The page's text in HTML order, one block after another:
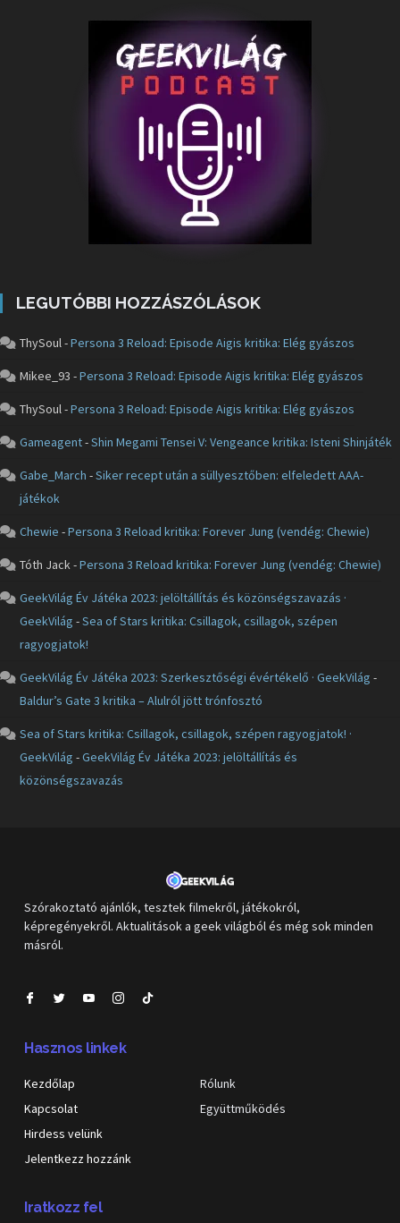
LEGUTÓBBI HOZZÁSZÓLÁSOK
ThySoul-Persona 3 Reload: Episode Aigis kritika: Elég gyászos
Mikee_93 -Persona 3 Reload: Episode Aigis kritika: Elég gyászos
ThySoul-Persona 3 Reload: Episode Aigis kritika: Elég gyászos
Gameagent-Shin Megami Tensei V: Vengeance kritika: Isteni Shinjáték
Gabe_March -Siker recept után a süllyesztőben: elfeledett AAA-
játékok
Chewie -Persona 3 Reload kritika: Forever Jung (vendég: Chewie)
Tóth Jack-Persona 3 Reload kritika: Forever Jung (vendég: Chewie)
GeekVilág Év Játéka 2023: jelöltállítás és közönségszavazás ·
GeekVilág -Sea of Stars kritika: Csillagok, csillagok, szépen
ragyogjatok!
GeekVilág Év Játéka 2023: Szerkesztőségi évértékelő · GeekVilág -
Baldur’s Gate 3 kritika – Alulról jött trónfosztó
Sea of Stars kritika: Csillagok, csillagok, szépen ragyogjatok! ·
GeekVilág -GeekVilág Év Játéka 2023: jelöltállítás és
közönségszavazás
Szórakoztató ajánlók, tesztek filmekről, játékokról,
képregényekről. Aktualitások a geek világból és még sok minden
másról.
Hasznos linkek
Kezdőlap
Kapcsolat
Hirdess velünk
Jelentkezz hozzánk
Rólunk
Együttműködés
Iratkozz fel